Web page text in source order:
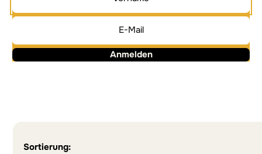
Anmelden
Sortierung: